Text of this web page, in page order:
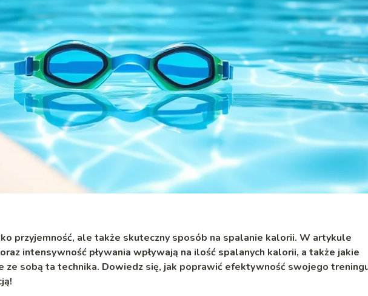
przyjemność, ale także skuteczny sposób na spalanie kalorii. W artykule
intensywność pływania wpływają na ilość spalanych kalorii, a także jakie
ze sobą ta technika. Dowiedz się, jak poprawić efektywność swojego